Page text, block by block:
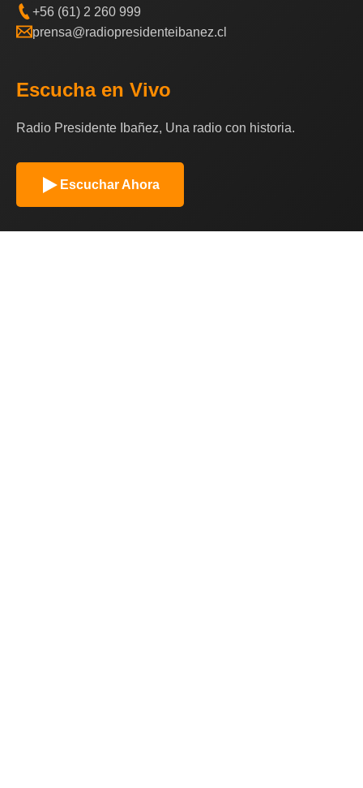
+56 (61) 2 260 999
prensa@radiopresidenteibanez.cl
Escucha en Vivo
Radio Presidente Ibañez, Una radio con historia.
Escuchar Ahora